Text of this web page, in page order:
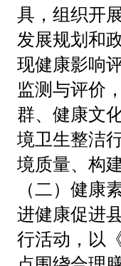
具，组织开
发展规划和
现健康影响
监测与评价
群、健康文
境卫生整洁
境质量、构
（二）健康
进健康促进
行活动，以